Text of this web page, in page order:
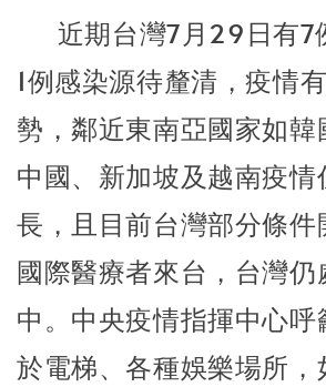
近期台灣7月29日有7
1例感染源待釐清，疫情
勢，鄰近東南亞國家如韓
中國、新加坡及越南疫情
長，且目前台灣部分條件
國際醫療者來台，台灣仍
中。中央疫情指揮中心呼
於電梯、各種娛樂場所，